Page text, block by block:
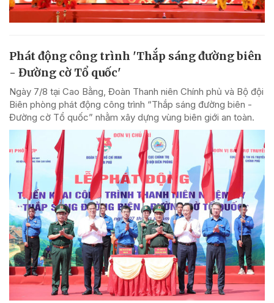
Phát động công trình 'Thắp sáng đường biên
- Đường cờ Tổ quốc'
Ngày 7/8 tại Cao Bằng, Đoàn Thanh niên Chính phủ và Bộ đội
Biên phòng phát động công trình “Thắp sáng đường biên -
Đường cờ Tổ quốc” nhằm xây dựng vùng biên giới an toàn.